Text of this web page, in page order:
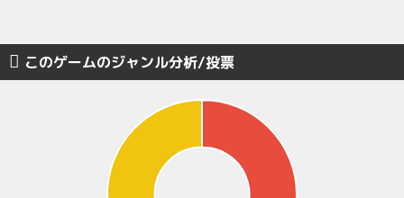
このゲームのジャンル分析/投票